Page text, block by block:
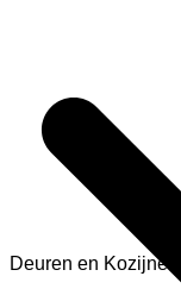
Deuren en Kozijnen